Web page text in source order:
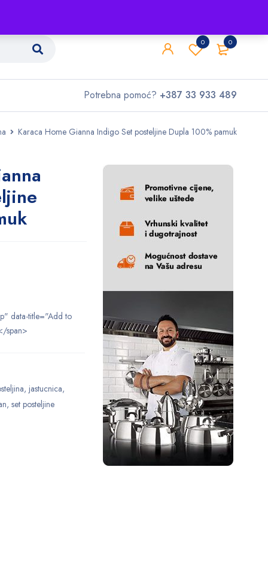
0
0
Potrebna pomoć? +387 33 933 489
Karaca Home Gianna Indigo Set posteljine Dupla 100% pamuk
data-title="Add to
span>
, jastucnica,
, set posteljine